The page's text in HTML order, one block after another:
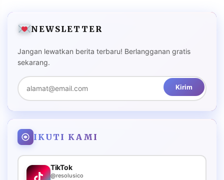
NEWSLETTER
Jangan lewatkan berita terbaru! Berlangganan gratis
sekarang.
Kirim
IKUTI KAMI
TikTok
@resolusico